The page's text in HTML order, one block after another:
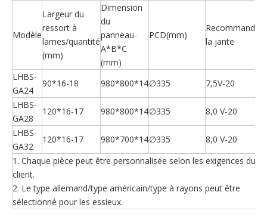
Modèle
Largeur du
ressort à
lames/quantité
(mm)
Dimension
du
panneau-
A*B*C
(mm)
PCD(mm)
Recommander
la jante
LHBS-
GA24
90*16-18 980*800*14∅335
7,5V-20
LHBS-
GA28
120*16-17 980*800*14∅335
8,0 V-20
LHBS-
GA32
120*16-17 980*700*14∅335
8,0 V-20
1. Chaque pièce peut être personnalisée selon les exigences du
client.
2. Le type allemand/type américain/type à rayons peut être
sélectionné pour les essieux.